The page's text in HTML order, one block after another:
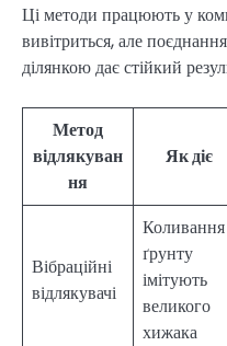
Ці методи працюють у
вивітриться, але
ділянкою дає стійкий
Метод
відлякуван
ня
Як діє
Вібраційні
відлякувачі
Коливання
ґрунту
імітують
великого
хижака